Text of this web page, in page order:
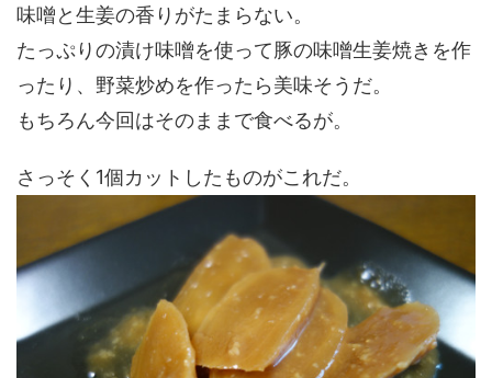
味噌と生姜の香りがたまらない。
たっぷりの漬け味噌を使って豚の味噌生姜焼きを作
ったり、野菜炒めを作ったら美味そうだ。
もちろん今回はそのままで食べるが。
さっそく1個カットしたものがこれだ。